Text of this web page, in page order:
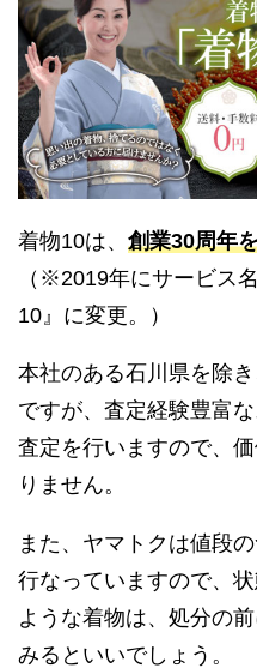
着物10は、 創業30周年
（※2019年にサービス
10』に変更。）
本社のある石川県を除
ですが、査定経験豊富
査定を行いますので、
りません。
また、ヤマトクは値段
行なっていますので、
ような着物は、処分の
みるといいでしょう。